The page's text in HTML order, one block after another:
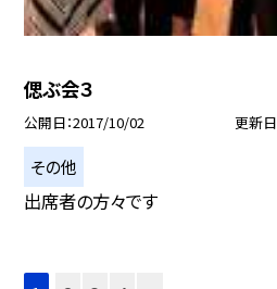
偲ぶ会３
公開日 2017/10/02 更新日
その他
出席者の方々です